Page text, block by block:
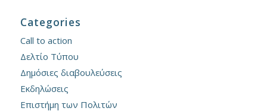
Categories
Call to action
Δελτίο Τύπου
Δημόσιες διαβουλεύσεις
Εκδηλώσεις
Επιστήμη των Πολιτών